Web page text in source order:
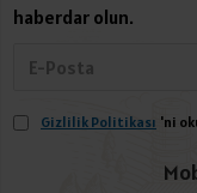
haberdar olun.
Gizlilik Politikası 'ni